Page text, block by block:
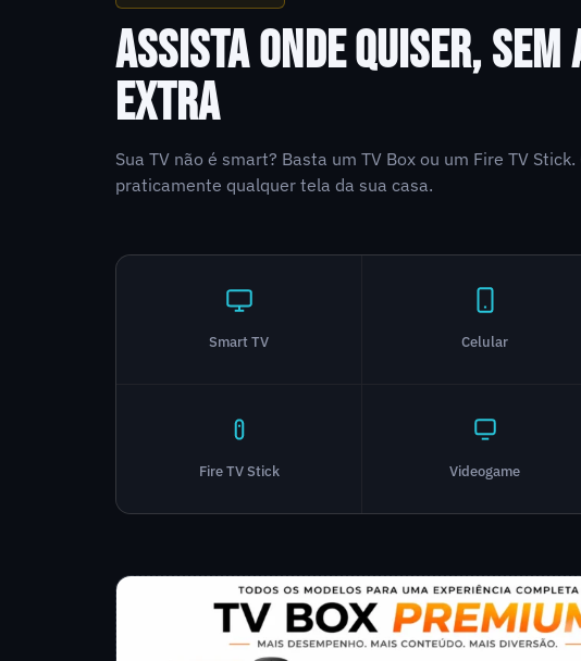
ASSISTA ONDE QUISER, SEM
EXTRA
Sua TV não é smart? Basta um TV Box ou um Fire TV
praticamente qualquer tela da sua casa.
Smart TV Celular
Fire TV Stick Videogame